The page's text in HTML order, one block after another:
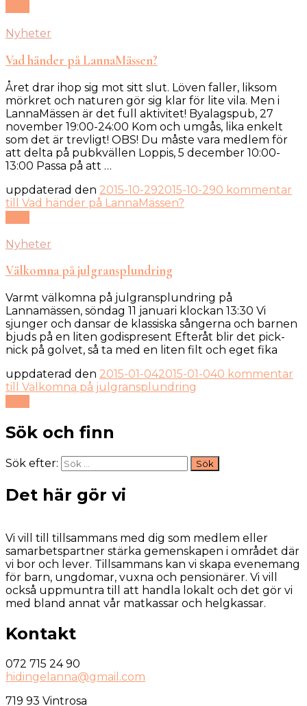
Nyheter
Vad händer på LannaMässen?
Året drar ihop sig mot sitt slut. Löven faller, liksom
mörkret och naturen gör sig klar för lite vila. Men i
LannaMässen är det full aktivitet! Byalagspub, 27
november 19:00-24:00 Kom och umgås, lika enkelt
som det är trevligt! OBS! Du måste vara medlem för
att delta på pubkvällen Loppis, 5 december 10:00-
13:00 Passa på att …
uppdaterad den 2015-10-292015-10-290 kommentar
till Vad händer på LannaMässen?
Nyheter
Välkomna på julgransplundring
Varmt välkomna på julgransplundring på
Lannamässen, söndag 11 januari klockan 13:30 Vi
sjunger och dansar de klassiska sångerna och barnen
bjuds på en liten godispresent Efteråt blir det pick-
nick på golvet, så ta med en liten filt och eget fika
uppdaterad den 2015-01-042015-01-040 kommentar
till Välkomna på julgransplundring
Sök och finn
Sök efter:
Det här gör vi
Vi vill till tillsammans med dig som medlem eller
samarbetspartner stärka gemenskapen i området där
vi bor och lever. Tillsammans kan vi skapa evenemang
för barn, ungdomar, vuxna och pensionärer. Vi vill
också uppmuntra till att handla lokalt och det gör vi
med bland annat vår matkassar och helgkassar.
Kontakt
072 715 24 90
hidingelanna@gmail.com
719 93 Vintrosa